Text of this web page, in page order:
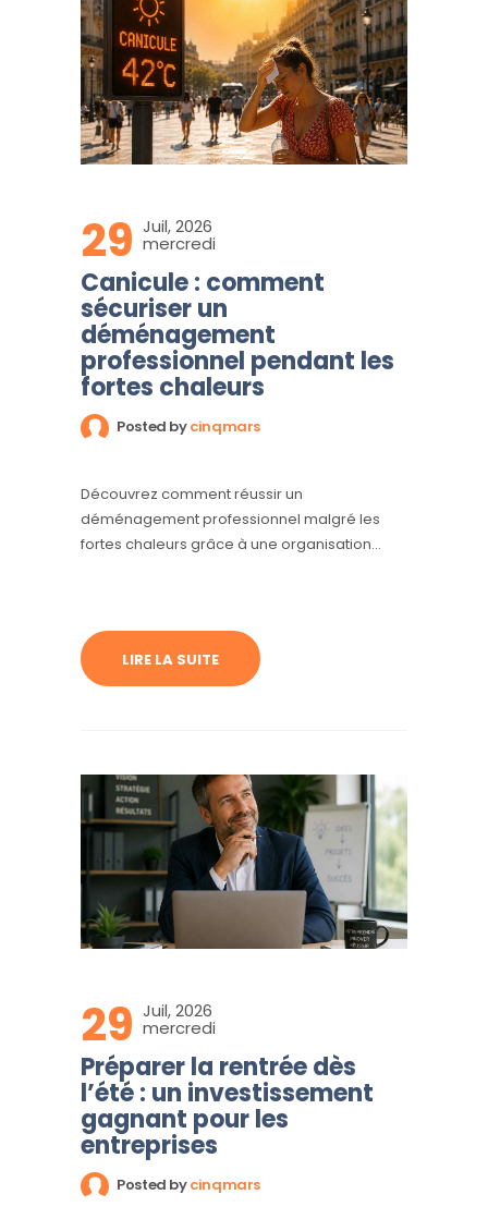
29 Juil, 2026
mercredi
Canicule : comment
sécuriser un
déménagement
professionnel pendant les
fortes chaleurs
Posted bycinqmars
Découvrez comment réussir un
déménagement professionnel malgré les
fortes chaleurs grâce à une organisation
LIRE LA SUITE
29 Juil, 2026
mercredi
Préparer la rentrée dès
l’été : un investissement
gagnant pour les
entreprises
Posted bycinqmars